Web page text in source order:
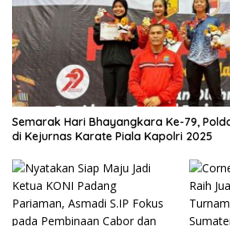
Semarak Hari Bhayangkara Ke-79,
di Kejurnas Karate Piala Kapolri 2025